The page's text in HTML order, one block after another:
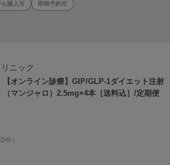
も購入可 即時予約可
ニック
【オンライン診療】GIP/GLP-1ダイエット注射
（マンジャロ）2.5mg×4本［送料込］/定期便
件）